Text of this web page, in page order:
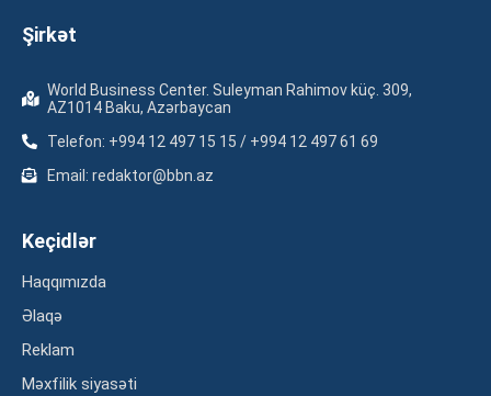
Şirkət
World Business Center. Suleyman Rahimov küç. 309,
AZ1014 Baku, Azərbaycan
Telefon: +994 12 497 15 15 / +994 12 497 61 69
Email: redaktor@bbn.az
Keçidlər
Haqqımızda
Əlaqə
Reklam
Məxfilik siyasəti